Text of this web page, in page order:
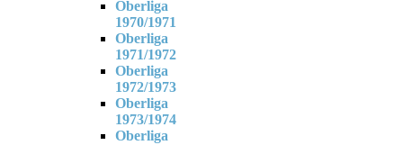
Oberliga
1970/1971
Oberliga
1971/1972
Oberliga
1972/1973
Oberliga
1973/1974
Oberliga